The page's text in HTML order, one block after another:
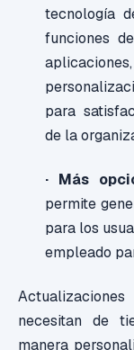
tecnología
funciones
para
de la
· Más
permite
para los
empleado
necesitan de
manera